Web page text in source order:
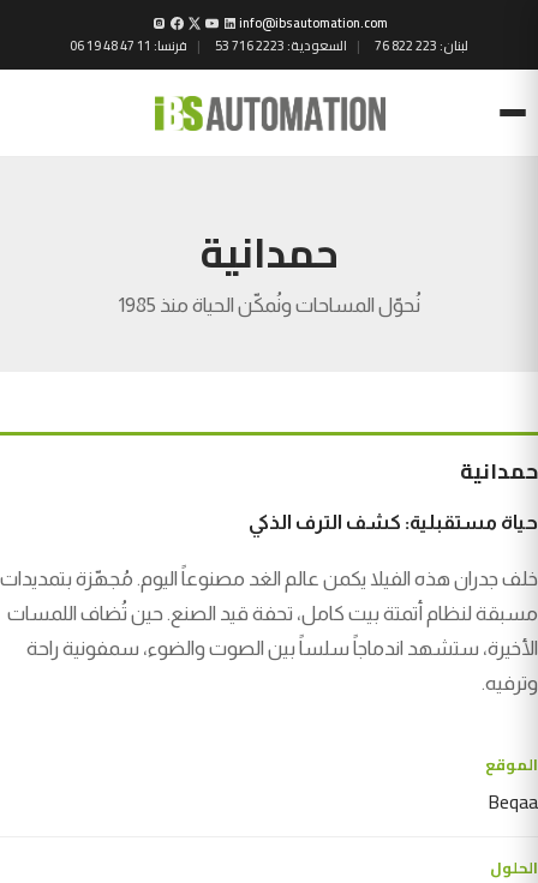
info@ibsautomation.com
لبنان: 76 822 223 السعودية: 53 716 2223 فرنسا: 06 19 48 47 11
Menu
حمدانية
نُحوّل المساحات ونُمكّن الحياة منذ 1985
حمدانية
حياة مستقبلية: كشف الترف الذكي
خلف جدران هذه الفيلا يكمن عالم الغد مصنوعاً اليوم. مُجهّزة بتمديدات
مسبقة لنظام أتمتة بيت كامل، تحفة قيد الصنع. حين تُضاف اللمسات
الأخيرة، ستشهد اندماجاً سلساً بين الصوت والضوء، سمفونية راحة
وترفيه.
الموقع
Beqaa
الحلول